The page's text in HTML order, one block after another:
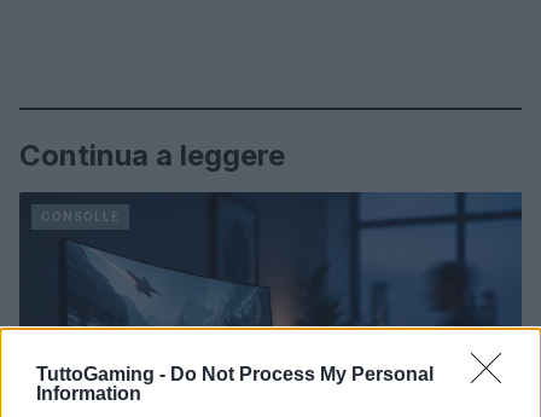
TuttoGaming - Do Not Process My Personal
Information
Continua a leggere
CONSOLLE